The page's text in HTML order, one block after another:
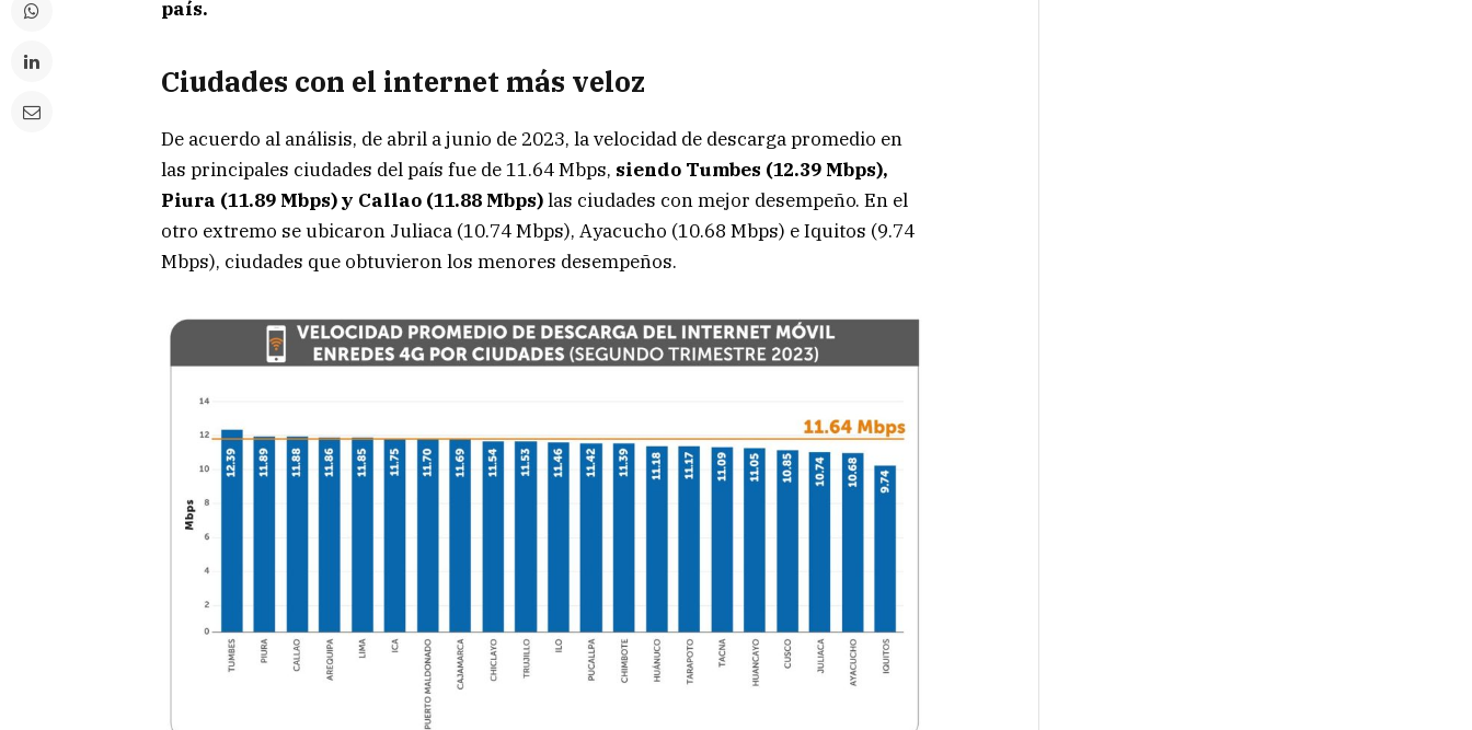
país.
Ciudades con el internet más veloz
De acuerdo al análisis, de abril a junio de 2023, la velocidad de descarga promedio en
las principales ciudades del país fue de 11.64 Mbps, siendo Tumbes (12.39 Mbps),
Piura (11.89 Mbps) y Callao (11.88 Mbps)las ciudades con mejor desempeño. En el
otro extremo se ubicaron Juliaca (10.74 Mbps), Ayacucho (10.68 Mbps) e Iquitos (9.74
Mbps), ciudades que obtuvieron los menores desempeños.